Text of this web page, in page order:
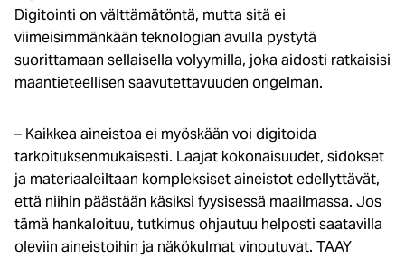
Digitointi on välttämätöntä, mutta sitä ei
viimeisimmänkään teknologian avulla pystytä
suorittamaan sellaisella volyymilla, joka aidosti ratkaisisi
maantieteellisen saavutettavuuden ongelman.
– Kaikkea aineistoa ei myöskään voi digitoida
tarkoituksenmukaisesti. Laajat kokonaisuudet, sidokset
ja materiaaleiltaan kompleksiset aineistot edellyttävät,
että niihin päästään käsiksi fyysisessä maailmassa. Jos
tämä hankaloituu, tutkimus ohjautuu helposti saatavilla
oleviin aineistoihin ja näkökulmat vinoutuvat. TAAY